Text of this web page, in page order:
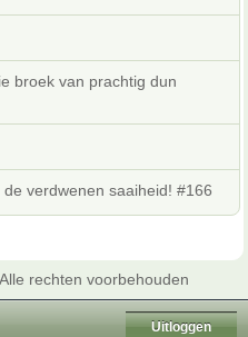
broek van prachtig dun
verdwenen saaiheid! #166
rechten voorbehouden
Uitloggen